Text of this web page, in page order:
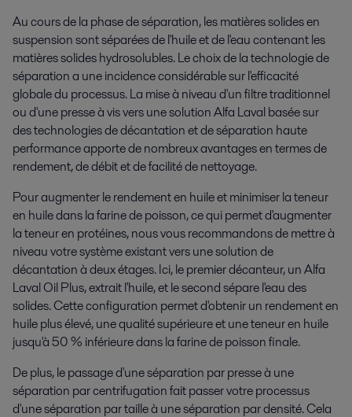
Au cours de la phase de séparation, les matières solides en
suspension sont séparées de l'huile et de l'eau contenant les
matières solides hydrosolubles. Le choix de la technologie de
séparation a une incidence considérable sur l'efficacité
globale du processus. La mise à niveau d'un filtre traditionnel
ou d'une presse à vis vers une solution Alfa Laval basée sur
des technologies de décantation et de séparation haute
performance apporte de nombreux avantages en termes de
rendement, de débit et de facilité de nettoyage.
Pour augmenter le rendement en huile et minimiser la teneur
en huile dans la farine de poisson, ce qui permet d'augmenter
la teneur en protéines, nous vous recommandons de mettre à
niveau votre système existant vers une solution de
décantation à deux étages. Ici, le premier décanteur, un Alfa
Laval Oil Plus, extrait l'huile, et le second sépare l'eau des
solides. Cette configuration permet d'obtenir un rendement en
huile plus élevé, une qualité supérieure et une teneur en huile
jusqu'à 50 % inférieure dans la farine de poisson finale.
De plus, le passage d'une séparation par presse à une
séparation par centrifugation fait passer votre processus
d'une séparation par taille à une séparation par densité. Cela